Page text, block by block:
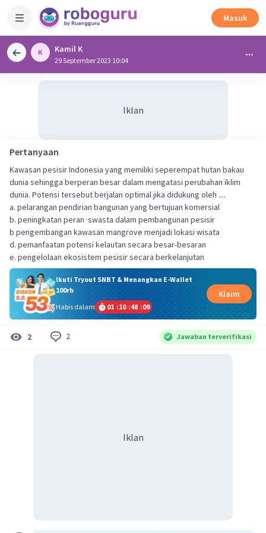
Masuk
Kamil K
29 September 2023 10:04
Iklan
Pertanyaan
Kawasan pesisir Indonesia yang memiliki seperempat hutan bakau
dunia sehingga berperan besar dalam mengatasi perubahan iklim
dunia. Potensi tersebut berjalan optimal jika didukung oleh ....
a. pelarangan pendirian bangunan yang bertujuan komersial
b. peningkatan peran ·swasta dalam pembangunan pesisir
b pengembangan kawasan mangrove menjadi lokasi wisata
d. pemanfaatan potensi kelautan secara besar-besaran
e. pengelolaan ekosistem pesisir secara berkelanjutan
Ikuti Tryout SNBT & Menangkan E-Wallet
100rb
Habis dalam
01 :10 :48 :09
Klaim
2 2 Jawaban terverifikasi
Iklan